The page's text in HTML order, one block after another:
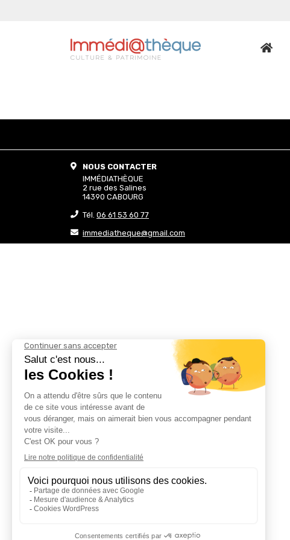
NOUS CONTACTER
IMMÉDIATHÈQUE
2 rue des Salines
14390 CABOURG
Tél. 06 61 53 60 77
immediatheque@gmail.com